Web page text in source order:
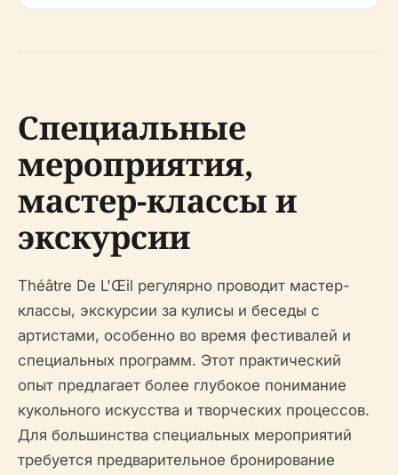
Специальные
мероприятия,
мастер-классы и
экскурсии
Théâtre De L'Œil регулярно проводит мастер-
классы, экскурсии за кулисы и беседы с
артистами, особенно во время фестивалей и
специальных программ. Этот практический
опыт предлагает более глубокое понимание
кукольного искусства и творческих процессов.
Для большинства специальных мероприятий
требуется предварительное бронирование